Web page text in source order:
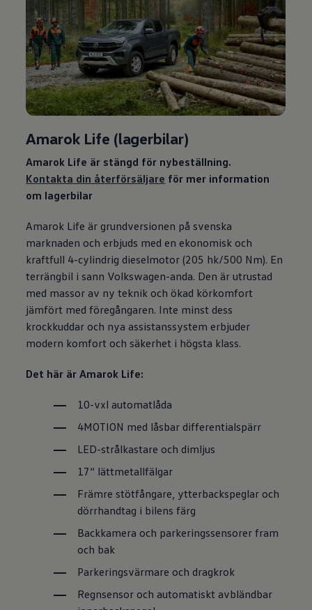
Amarok Life (lagerbilar)
Amarok Life är stängd för nybeställning.
Kontakta din återförsäljare för mer information
om lagerbilar
Amarok Life är grundversionen på svenska
marknaden och erbjuds med en ekonomisk och
kraftfull 4-cylindrig dieselmotor (205 hk/500 Nm). En
terrängbil i sann Volkswagen-anda. Den är utrustad
med massor av ny teknik och ökad körkomfort
jämfört med föregångaren. Inte minst dess
krockkuddar och nya assistanssystem erbjuder
modern komfort och säkerhet i högsta klass.
Det här är Amarok Life:
10-vxl automatlåda
4MOTION med låsbar differentialspärr
LED-strålkastare och dimljus
17“ lättmetallfälgar
Främre stötfångare, ytterbackspeglar och
dörrhandtag i bilens färg
Backkamera och parkeringssensorer fram
och bak
Parkeringsvärmare och dragkrok
Regnsensor och automatiskt avbländbar